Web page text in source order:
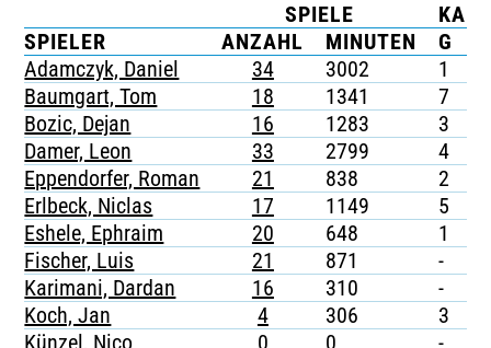
TICKETING
SPIELE
SPIELER
ANZAHL MINUTEN G
Adamczyk, Daniel
34 3002 1
Baumgart, Tom
18 1341 7
Bozic, Dejan
16 1283 3
Damer, Leon
33 2799 4
Eppendorfer, Roman
21 838 2
Erlbeck, Niclas
17 1149 5
Eshele, Ephraim
20 648 1
Fischer, Luis
21 871 -
Karimani, Dardan
16 310 -
Koch, Jan
4 306 3
Künzel, Nico
0 0 -